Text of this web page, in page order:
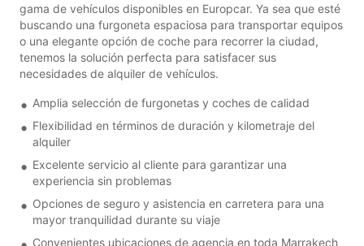
gama de vehículos disponibles en Europcar. Ya sea que esté
buscando una furgoneta espaciosa para transportar equipos
o una elegante opción de coche para recorrer la ciudad,
tenemos la solución perfecta para satisfacer sus
necesidades de alquiler de vehículos.
Amplia selección de furgonetas y coches de calidad
Flexibilidad en términos de duración y kilometraje del
alquiler
Excelente servicio al cliente para garantizar una
experiencia sin problemas
Opciones de seguro y asistencia en carretera para una
mayor tranquilidad durante su viaje
Convenientes ubicaciones de agencia en toda Marrakech